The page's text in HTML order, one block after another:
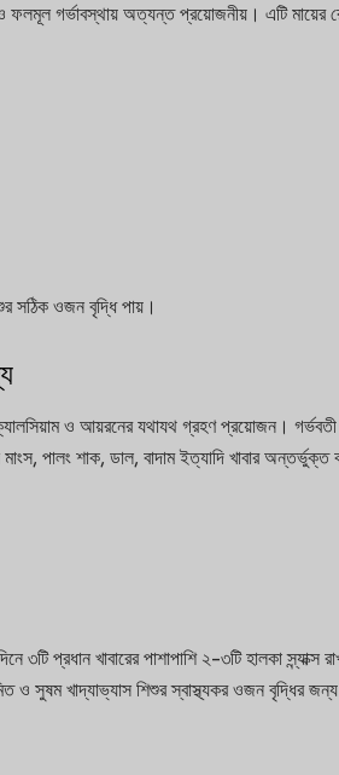
ও ফলমূল গর্ভাবস্থায় অত্যন্ত প্রয়োজনীয়। এটি মায়ের
সঠিক ওজন বৃদ্ধি পায়।
ও আয়রনের যথাযথ গ্রহণ প্রয়োজন। গর্ভবতী
পালং শাক, ডাল, বাদাম ইত্যাদি খাবার অন্তর্ভুক্ত
৩টি প্রধান খাবারের পাশাপাশি ২-৩টি হালকা
ও সুষম খাদ্যাভ্যাস শিশুর স্বাস্থ্যকর ওজন বৃদ্ধির